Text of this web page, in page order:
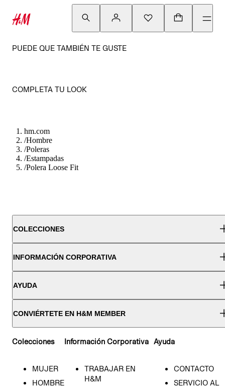
PUEDE QUE TAMBIÉN TE GUSTE
COMPLETA TU LOOK
hm.com
/Hombre
/Poleras
/Estampadas
/Polera Loose Fit
COLECCIONES
INFORMACIÓN CORPORATIVA
AYUDA
CONVIÉRTETE EN H&M MEMBER
Colecciones
MUJER
HOMBRE
Información Corporativa
TRABAJAR EN
H&M
Ayuda
CONTACTO
SERVICIO AL